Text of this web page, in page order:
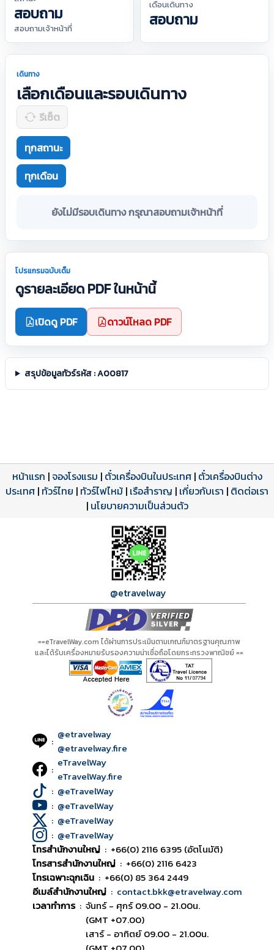
สอบถาม
สอบถามเจ้าหน้าที่
เดือนเดินทาง
สอบถาม
เดินทาง
เลือกเดือนและรอบเดินทาง
รีเซ็ต
ทุกสถานะ
ทุกเดือน
ยังไม่มีรอบเดินทาง กรุณาสอบถามเจ้าหน้าที่
โปรแกรมฉบับเต็ม
ดูรายละเอียด PDF ในหน้านี้
เปิดดู PDF ดาวน์โหลด PDF
สรุปข้อมูลทัวร์รหัส : A00817
โปรแกรมทัวร์
ดาวน์โหลด PDF
รีวิวลูกค้าจริง
รีวิวจาก eTravelWay
เปิดหน้าเต็ม
ใบอนุญาตนำเที่ยว
เลขที่ 11/11450
เปิดหน้าเต็ม
หน้าแรก |จองโรงแรม | ตั๋วเครื่องบินในประเทศ| ตั๋วเครื่องบินต่าง
ประเทศ | ทัวร์ไทย | ทัวร์ไฟไหม้ | เรือสำราญ | เกี่ยวกับเรา | ติดต่อเรา
| นโยบายความเป็นส่วนตัว
@etravelway
==eTravelWay.com ได้ผ่านการประเมินตามเกณฑ์มาตรฐานคุณภาพ
และได้รับเครื่องหมายรับรองความน่าเชื่อถือโดยกระทรวงพาณิชย์ ==
: @etravelway
@etravelway.fire
: eTravelWay
eTravelWay.fire
: @eTravelWay
: @eTravelWay
: @eTravelWay
: @eTravelWay
โทรสำนักงานใหญ่ : +66(0) 2116 6395 (อัตโนมัติ)
โทรสารสำนักงานใหญ่ : +66(0) 2116 6423
โทรเฉพาะฉุกเฉิน : +66(0) 85 364 2449
อีเมล์สำนักงานใหญ่ : contact.bkk@etravelway.com
เวลาทำการ : จันทร์ - ศุกร์ 09.00 - 21.00น.
(GMT +07.00)
เสาร์ - อาทิตย์ 09.00 - 21.00น.